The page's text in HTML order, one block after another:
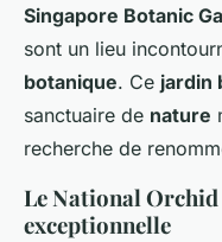
Singapore Botanic
sont un lieu
botanique. Ce jardin
sanctuaire de nature
recherche de
Le National
exceptionnelle